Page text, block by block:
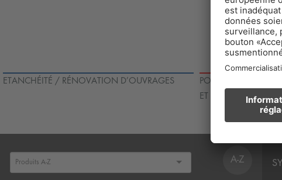
ETANCHÉITÉ / RÉNOVATION D’OUVRAGES
POSE DE
ET DE CHAPES
A-Z